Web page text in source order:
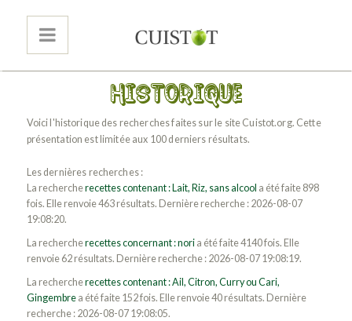
Voici l'historique des recherches faites sur le site Cuistot.org. Cette
présentation est limitée aux 100 derniers résultats.
Les dernières recherches :
La rechercherecettes contenant : Lait, Riz, sans alcool a été faite 898
fois. Elle renvoie 463 résultats. Dernière recherche : 2026-08-07
19:08:20.
La rechercherecettes concernant : noria été faite 4140 fois. Elle
renvoie 62 résultats. Dernière recherche : 2026-08-07 19:08:19.
La rechercherecettes contenant : Ail, Citron, Curry ou Cari,
Gingembrea été faite 152 fois. Elle renvoie 40 résultats. Dernière
recherche : 2026-08-07 19:08:05.